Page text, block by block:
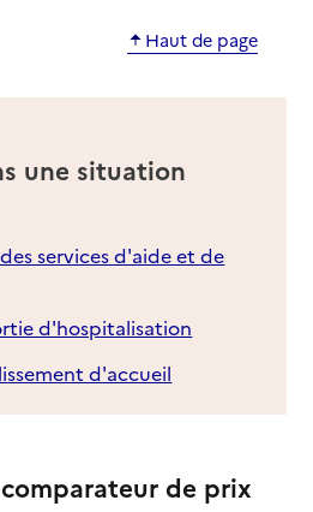
Haut de page
une situation
services d'aide et de
d'hospitalisation
d'accueil
de prix